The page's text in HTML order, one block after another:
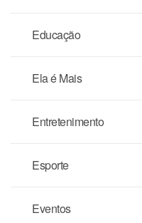
Educação
Ela é Mais
Entretenimento
Esporte
Eventos